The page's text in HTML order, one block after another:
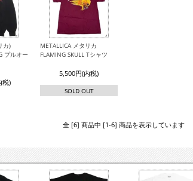
カ)
プルオー
税)
METALLICA メタリカ
FLAMING SKULL Tシャツ
5,500円(内税)
SOLD OUT
全 [6] 商品中 [1-6] 商品を表示しています